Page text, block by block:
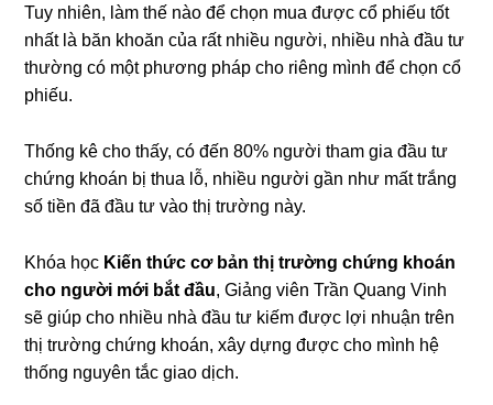
Tuy nhiên, làm thế nào để chọn mua được cổ phiếu tốt
nhất là băn khoăn của rất nhiều người, nhiều nhà đầu tư
thường có một phương pháp cho riêng mình để chọn cổ
phiếu.
Thống kê cho thấy, có đến 80% người tham gia đầu tư
chứng khoán bị thua lỗ, nhiều người gần như mất trắng
số tiền đã đầu tư vào thị trường này.
Khóa học Kiến thức cơ bản thị trường chứng khoán
cho người mới bắt đầu, Giảng viên Trần Quang Vinh
sẽ giúp cho nhiều nhà đầu tư kiếm được lợi nhuận trên
thị trường chứng khoán, xây dựng được cho mình hệ
thống nguyên tắc giao dịch.